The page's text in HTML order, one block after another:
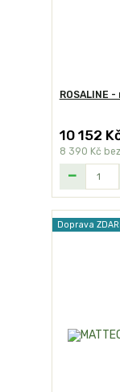
ROSALINE
10 152
8 390 Kč
Doprava